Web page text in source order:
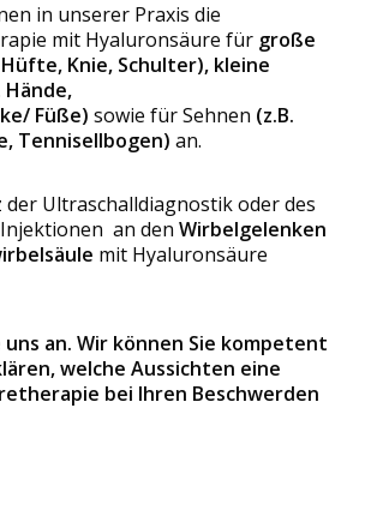
in unserer Praxis die
mit Hyaluronsäure für große
Knie, Schulter), kleine
Hände,
Füße) sowie für Sehnen (z.B.
Tennisellbogen) an.
der Ultraschalldiagnostik oder des
an den Wirbelgelenken
mit Hyaluronsäure
uns an. Wir können Sie kompetent
welche Aussichten eine
bei Ihren Beschwerden